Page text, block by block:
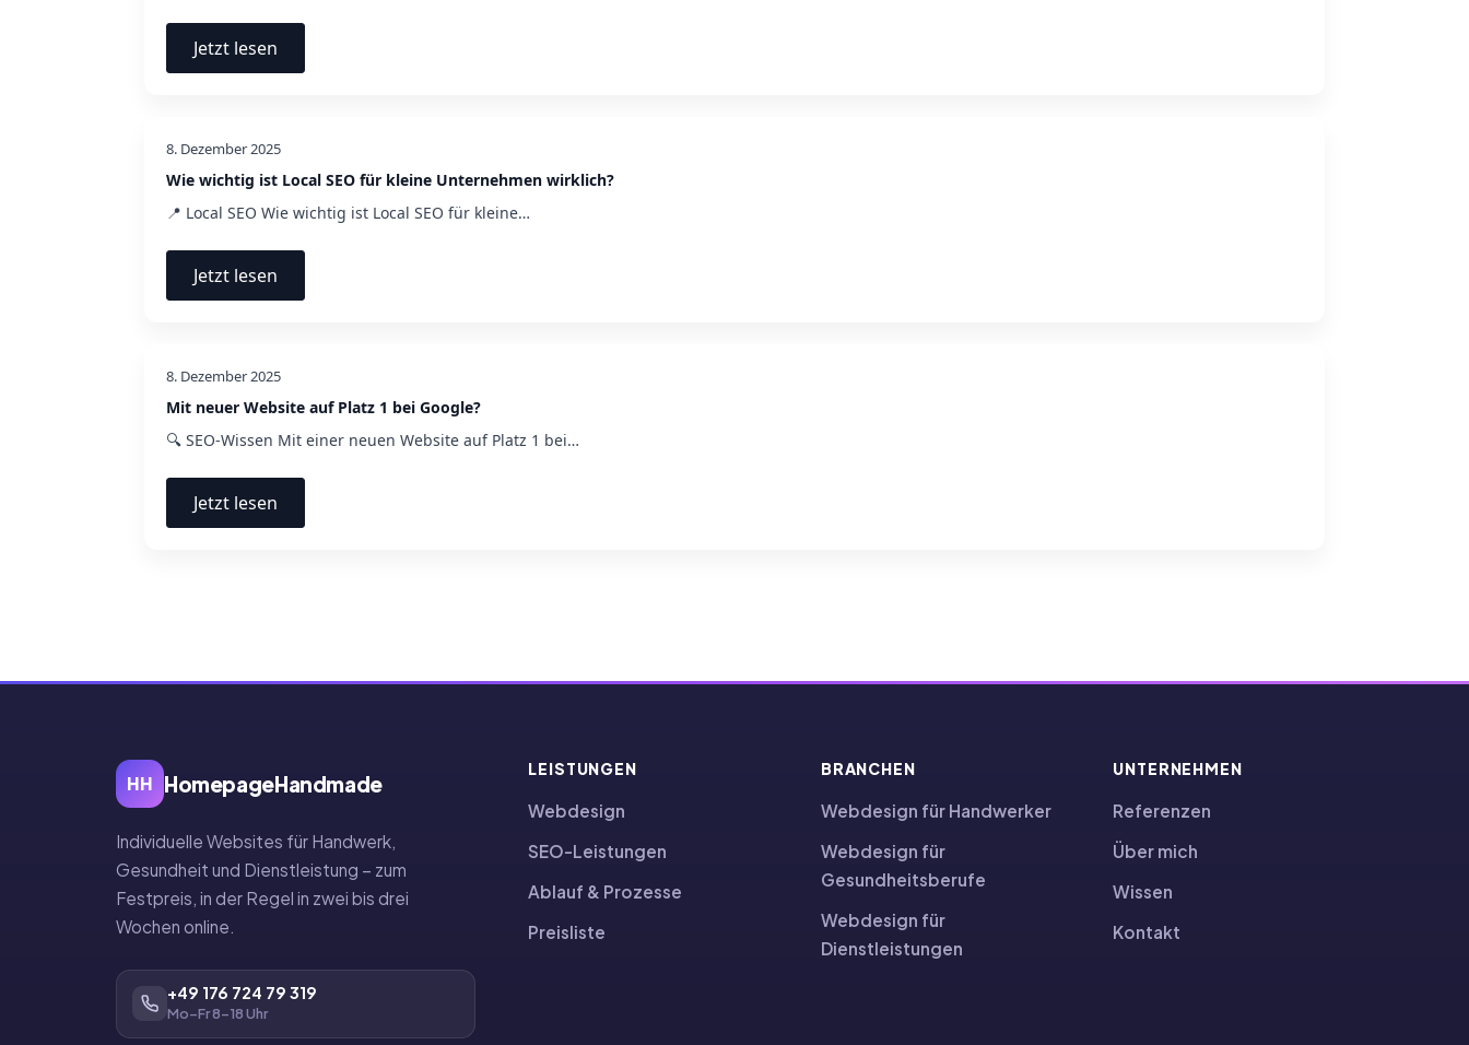
Jetzt lesen
Wie wichtig ist Local SEO für kleine Unternehmen wirklich?
8. Dezember 2025
📍 Local SEO Wie wichtig ist Local SEO für kleine…
Jetzt lesen
Mit neuer Website auf Platz 1 bei Google?
8. Dezember 2025
🔍 SEO-Wissen Mit einer neuen Website auf Platz 1 bei…
Jetzt lesen
HH HomepageHandmade
Individuelle Websites für Handwerk,
Gesundheit und Dienstleistung – zum
Festpreis, in der Regel in zwei bis drei
Wochen online.
+49 176 724 79 319
Mo–Fr 8–18 Uhr
LEISTUNGEN
Webdesign
SEO-Leistungen
Ablauf & Prozesse
Preisliste
BRANCHEN
Webdesign für Handwerker
Webdesign für
Gesundheitsberufe
Webdesign für
Dienstleistungen
UNTERNEHMEN
Referenzen
Über mich
Wissen
Kontakt